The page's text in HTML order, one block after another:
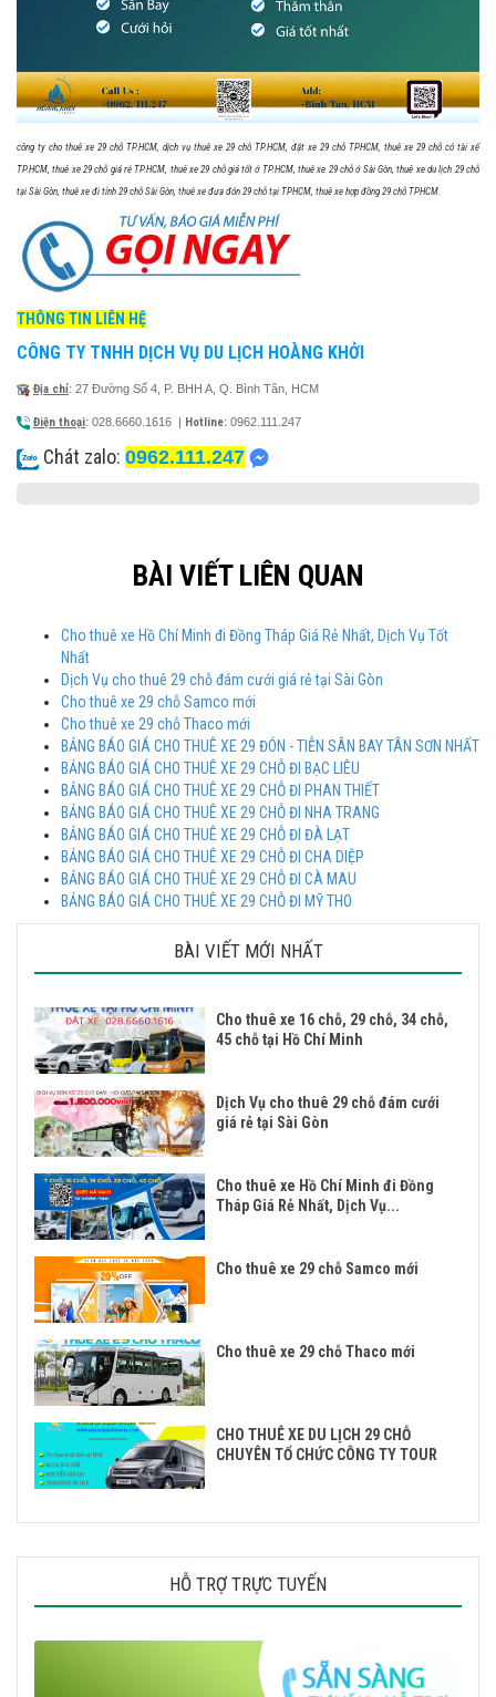
công ty cho thuê xe 29 chỗ TP.HCM, dịch vụ thuê xe 29 chỗ TP.HCM, đặt xe 29 chỗ TPHCM, thuê xe 29 chỗ có tài xế
TP.HCM, thuê xe 29 chỗ giá rẻ TP.HCM, thuê xe 29 chỗ giá tốt ở TP.HCM, thuê xe 29 chỗ ở Sài Gòn, thuê xe du lịch 29 chỗ
tại Sài Gòn, thuê xe đi tỉnh 29 chỗ Sài Gòn, thuê xe đưa đón 29 chỗ tại TPHCM, thuê xe hợp đồng 29 chỗ TPHCM.
THÔNG TIN LIÊN HỆ
CÔNG TY TNHH DỊCH VỤ DU LỊCH HOÀNG KHỞI
Địa chỉ: 27 Đường Số 4, P. BHH A, Q. Bình Tân, HCM
Điện thoại: 028.6660.1616 | Hotline: 0962.111.247
Chát zalo: 0962.111.247
BÀI VIẾT LIÊN QUAN
Cho thuê xe Hồ Chí Minh đi Đồng Tháp Giá Rẻ Nhất, Dịch Vụ Tốt
Nhất
Dịch Vụ cho thuê 29 chỗ đám cưới giá rẻ tại Sài Gòn
Cho thuê xe 29 chỗ Samco mới
Cho thuê xe 29 chỗ Thaco mới
BẢNG BÁO GIÁ CHO THUÊ XE 29 ĐÓN - TIỄN SÂN BAY TÂN SƠN NHẤT
BẢNG BÁO GIÁ CHO THUÊ XE 29 CHỖ ĐI BẠC LIÊU
BẢNG BÁO GIÁ CHO THUÊ XE 29 CHỖ ĐI PHAN THIẾT
BẢNG BÁO GIÁ CHO THUÊ XE 29 CHỖ ĐI NHA TRANG
BẢNG BÁO GIÁ CHO THUÊ XE 29 CHỖ ĐI ĐÀ LẠT
BẢNG BÁO GIÁ CHO THUÊ XE 29 CHỖ ĐI CHA DIỆP
BẢNG BÁO GIÁ CHO THUÊ XE 29 CHỖ ĐI CÀ MAU
BẢNG BÁO GIÁ CHO THUÊ XE 29 CHỖ ĐI MỸ THO
BÀI VIẾT MỚI NHẤT
Cho thuê xe 16 chỗ, 29 chỗ, 34 chỗ,
45 chỗ tại Hồ Chí Minh
Dịch Vụ cho thuê 29 chỗ đám cưới
giá rẻ tại Sài Gòn
Cho thuê xe Hồ Chí Minh đi Đồng
Tháp Giá Rẻ Nhất, Dịch Vụ...
Cho thuê xe 29 chỗ Samco mới
Cho thuê xe 29 chỗ Thaco mới
CHO THUÊ XE DU LỊCH 29 CHỖ
CHUYÊN TỔ CHỨC CÔNG TY TOUR
HỖ TRỢ TRỰC TUYẾN